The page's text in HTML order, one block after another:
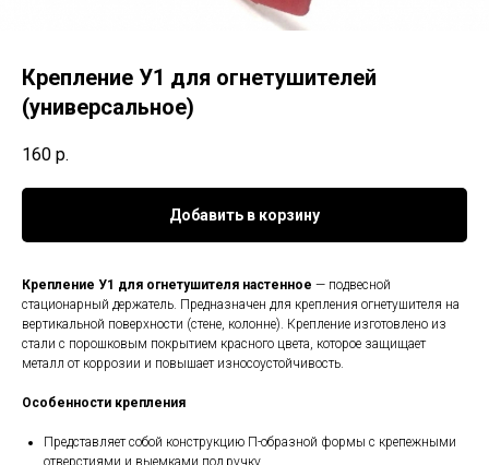
Крепление У1 для огнетушителей
(универсальное)
160 р.
Добавить в корзину
Крепление У1 для огнетушителя настенное — подвесной
стационарный держатель. Предназначен для крепления огнетушителя на
вертикальной поверхности (стене, колонне). Крепление изготовлено из
стали с порошковым покрытием красного цвета, которое защищает
металл от коррозии и повышает износоустойчивость.
Особенности крепления
Представляет собой конструкцию П-образной формы с крепежными